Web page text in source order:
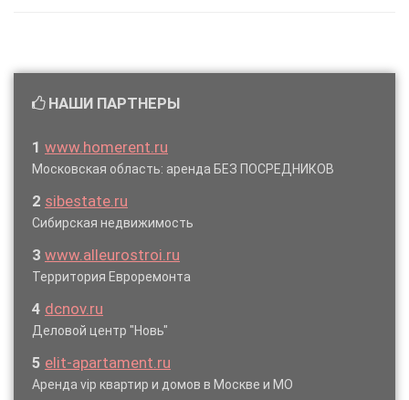
НАШИ ПАРТНЕРЫ
1 www.homerent.ru
Московская область: аренда БЕЗ ПОСРЕДНИКОВ
2 sibestate.ru
Сибирская недвижимость
3 www.alleurostroi.ru
Территория Евроремонта
4 dcnov.ru
Деловой центр "Новь"
5 elit-apartament.ru
Аренда vip квартир и домов в Москве и МО